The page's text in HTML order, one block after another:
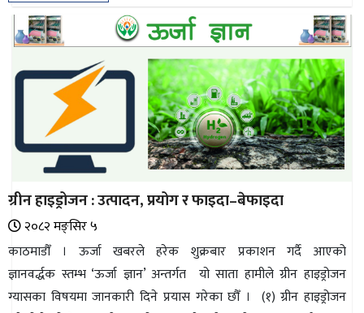
ग्रीन हाइड्रोजन : उत्पादन, प्रयोग र फाइदा–बेफाइदा
२०८२ मङ्सिर ५
काठमाडौँ । ऊर्जा खबरले हरेक शुक्रबार प्रकाशन गर्दै आएको
ज्ञानवर्द्धक स्तम्भ ‘ऊर्जा ज्ञान’ अन्तर्गत यो साता हामीले ग्रीन हाइड्रोजन
ग्यासका विषयमा जानकारी दिने प्रयास गरेका छौँ । (१) ग्रीन हाइड्रोजन